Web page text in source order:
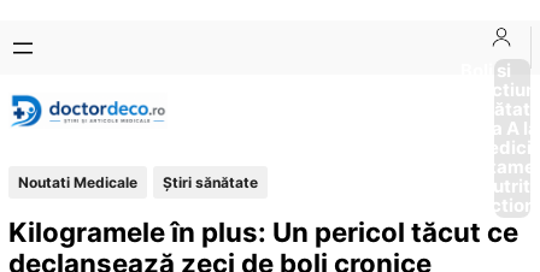
conținut
content
Boli si
Afectiuni
Sănătate
de la A
Noutati Medicale Ştiri sănătate
Kilogramele în plus: Un pericol tăcut ce
declanșează zeci de boli cronice